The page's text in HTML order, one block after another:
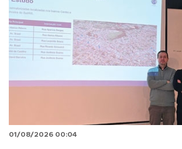
01/08/2026 00:04